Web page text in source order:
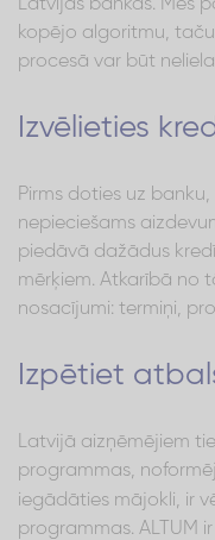
Latvijas bankās. Mēs
kopējo algoritmu,
procesā var būt
Izvēlieties
Pirms doties uz
nepieciešams
piedāvā dažādus
mērķiem. Atkarībā no
nosacījumi: termiņi,
Izpētiet
Latvijā aizņēmējiem
programmas,
iegādāties mājokli, ir
programmas. ALTUM